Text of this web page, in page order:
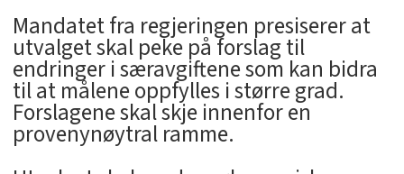
Mandatet fra regjeringen presiserer at
utvalget skal peke på forslag til
endringer i særavgiftene som kan bidra
til at målene oppfylles i større grad.
Forslagene skal skje innenfor en
provenynøytral ramme.